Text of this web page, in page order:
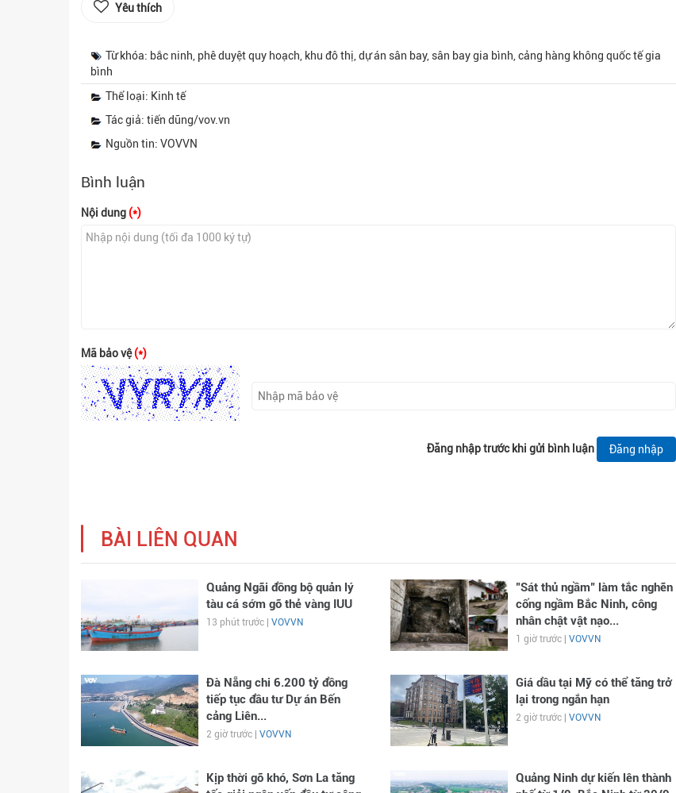
Yêu thích
Từ khóa: bắc ninh, phê duyệt quy hoạch, khu đô thị, dự án sân bay, sân bay gia bình, cảng hàng không quốc tế gia
bình
Thể loại: Kinh tế
Tác giả: tiến dũng/vov.vn
Nguồn tin: VOVVN
Bình luận
Nội dung (*)
Mã bảo vệ(*)
Đăng nhập trước khi gửi bình luận Đăng nhập
BÀI LIÊN QUAN
Quảng Ngãi đồng bộ quản lý
tàu cá sớm gỡ thẻ vàng IUU
13 phút trước | VOVVN
"Sát thủ ngầm" làm tắc nghẽn
cống ngầm Bắc Ninh, công
nhân chật vật nạo...
1 giờ trước | VOVVN
Đà Nẵng chi 6.200 tỷ đồng
tiếp tục đầu tư Dự án Bến
cảng Liên...
2 giờ trước | VOVVN
Giá dầu tại Mỹ có thể tăng trở
lại trong ngắn hạn
2 giờ trước | VOVVN
Kịp thời gỡ khó, Sơn La tăng
Quảng Ninh dự kiến lên thành